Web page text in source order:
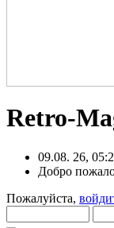
Retro-
09.08. 26,
Добро
Пожалуйста,